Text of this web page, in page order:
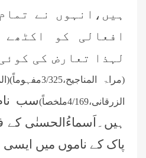
ہیں،انہوں نے
افعالی کو
لہذا تعارض کی
(مراۃ المناجیح،3/325مفہوماً) (
الزرقانی، 4/169ملخصاً)
سب
ہیں۔اَسماءُالحسنٰی کے
پاک کے ناموں میں